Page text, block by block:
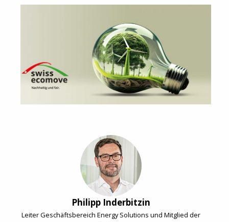
Philipp Inderbitzin
Leiter Geschäftsbereich Energy Solutions und Mitglied der